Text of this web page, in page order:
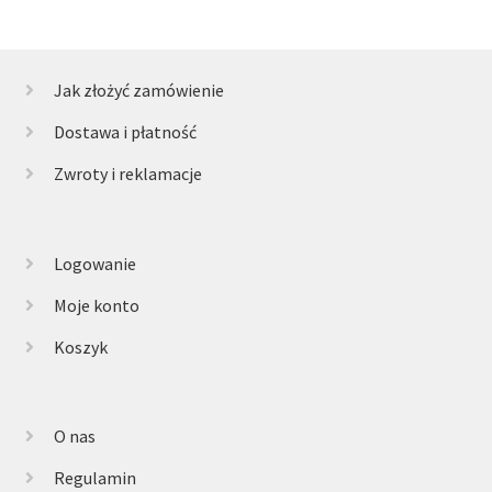
Jak złożyć zamówienie
Dostawa i płatność
Zwroty i reklamacje
Logowanie
Moje konto
Koszyk
O nas
Regulamin